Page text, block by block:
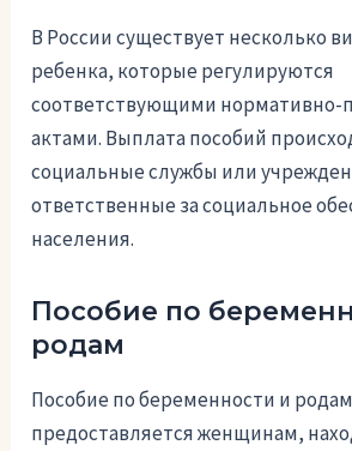
В России существует несколько
ребенка, которые регулируются
соответствующими нормативно-
актами. Выплата пособий
социальные службы или
ответственные за социальное
населения.
Пособие по
родам
Пособие по беременности и родам
предоставляется женщинам,